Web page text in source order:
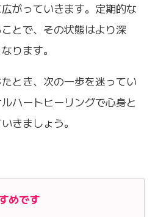
がっていきます。定期的な
とで、その状態はより深
ります。
とき、次の一歩を迷ってい
ハートヒーリングで心身と
きましょう。
めです